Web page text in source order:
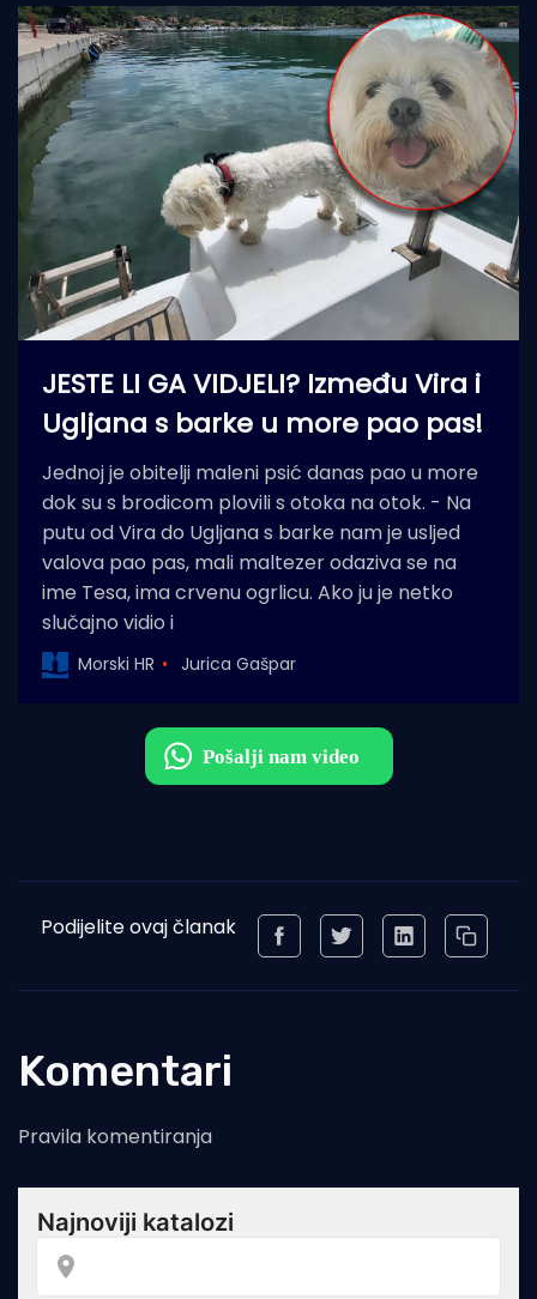
JESTE LI GA VIDJELI? Između Vira i
Ugljana s barke u more pao pas!
Jednoj je obitelji maleni psić danas pao u more
dok su s brodicom plovili s otoka na otok. - Na
putu od Vira do Ugljana s barke nam je usljed
valova pao pas, mali maltezer odaziva se na
ime Tesa, ima crvenu ogrlicu. Ako ju je netko
slučajno vidio i
Morski HR Jurica Gašpar
Podijelite ovaj članak
Komentari
Pravila komentiranja